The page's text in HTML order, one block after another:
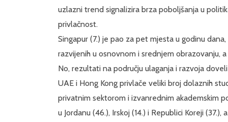
uzlazni trend signalizira brza poboljšanja u
privlačnost.
Singapur (7.) je pao za pet mjesta u godinu
razvijenih u osnovnom i srednjem obrazovanju,
No, rezultati na području ulaganja i razvoja
UAE i Hong Kong privlače veliki broj dolaznih
privatnim sektorom i izvanrednim akademskim
u Jordanu (46.), Irskoj (14.) i Republici Koreji